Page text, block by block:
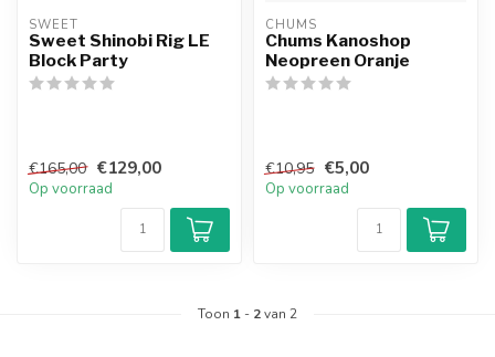
SWEET
Sweet Shinobi Rig LE
Block Party
€165,00 €129,00
Op voorraad
CHUMS
Chums Kanoshop
Neopreen Oranje
€10,95 €5,00
Op voorraad
Toon 1 - 2van 2